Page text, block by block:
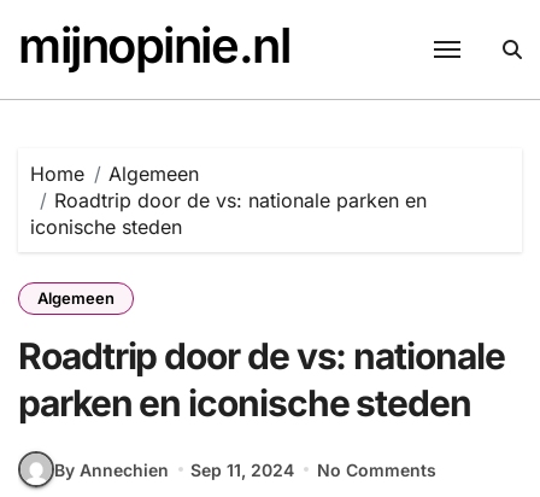
content
mijnopinie.nl
Home
Algemeen
Roadtrip door de vs: nationale parken en
iconische steden
Algemeen
Roadtrip door de vs: nationale
parken en iconische steden
By Annechien Sep 11, 2024 No Comments